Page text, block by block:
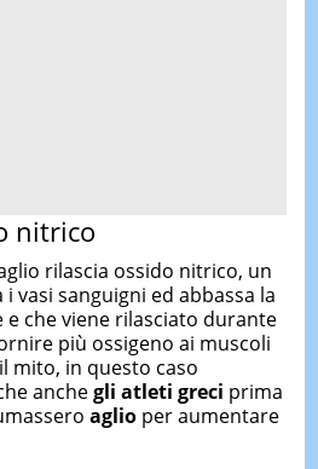
nitrico
rilascia ossido nitrico, un
vasi sanguigni ed abbassa la
e che viene rilasciato durante
più ossigeno ai muscoli
mito, in questo caso
anchegli atleti greci prima
aglioper aumentare